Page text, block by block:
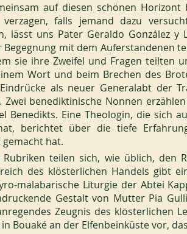
auf diesen schönen
falls jemand dazu
lässt uns Pater Geraldo González
Begegnung mit dem Auferstandenen
sie ihre Zweifel und Fragen teilten
Wort und beim Brechen des
als neuer Generalabt der
Zwei benediktinische Nonnen
Benedikts. Eine Theologin, die sich
berichtet über die tiefe
hat.
Rubriken teilen sich, wie üblich, den
des klösterlichen Handels gibt
malabarische Liturgie der Abtei
Gestalt von Mutter Pia
Zeugnis des klösterlichen
Bouaké an der Elfenbeinküste vor,